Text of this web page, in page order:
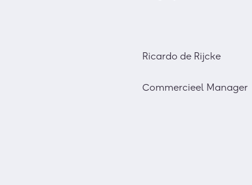
Ricardo de Rijcke
Commercieel Manager